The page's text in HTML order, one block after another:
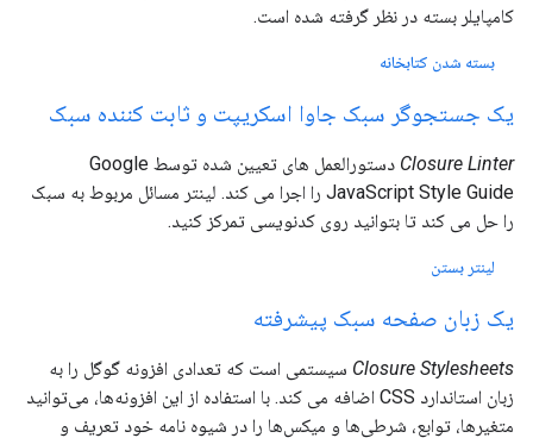
کامپایلر بسته در نظر گرفته شده است.
بسته شدن کتابخانه
یک جستجوگر سبک جاوا اسکریپت و ثابت کننده سبک
Closure Linter
دستورالعمل های تعیین شده توسط Google
JavaScript Style Guide را اجرا می کند. لینتر مسائل مربوط به سبک
را حل می کند تا بتوانید روی کدنویسی تمرکز کنید.
لینتر بستن
یک زبان صفحه سبک پیشرفته
Closure Stylesheets سیستمی است که تعدادی افزونه گوگل را به
زبان استاندارد CSS اضافه می کند. با استفاده از این افزونه‌ها، می‌توانید
متغیرها، توابع، شرطی‌ها و میکس‌ها را در شیوه نامه خود تعریف و